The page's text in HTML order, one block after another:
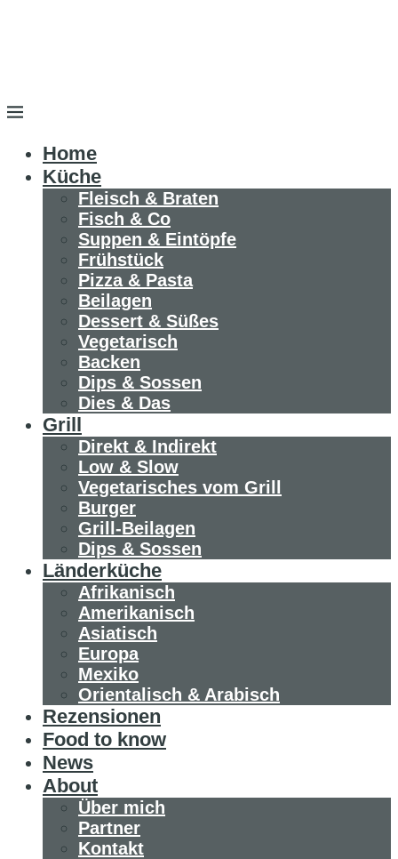
Home
Küche
Fleisch & Braten
Fisch & Co
Suppen & Eintöpfe
Frühstück
Pizza & Pasta
Beilagen
Dessert & Süßes
Vegetarisch
Backen
Dips & Sossen
Dies & Das
Grill
Direkt & Indirekt
Low & Slow
Vegetarisches vom Grill
Burger
Grill-Beilagen
Dips & Sossen
Länderküche
Afrikanisch
Amerikanisch
Asiatisch
Europa
Mexiko
Orientalisch & Arabisch
Rezensionen
Food to know
News
About
Über mich
Partner
Kontakt